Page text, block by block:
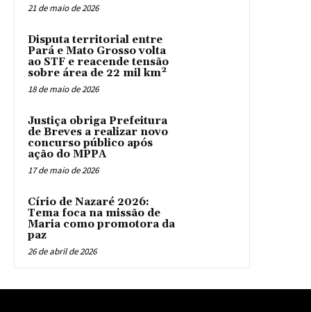
21 de maio de 2026
Disputa territorial entre
Pará e Mato Grosso volta
ao STF e reacende tensão
sobre área de 22 mil km²
18 de maio de 2026
Justiça obriga Prefeitura
de Breves a realizar novo
concurso público após
ação do MPPA
17 de maio de 2026
Círio de Nazaré 2026:
Tema foca na missão de
Maria como promotora da
paz
26 de abril de 2026